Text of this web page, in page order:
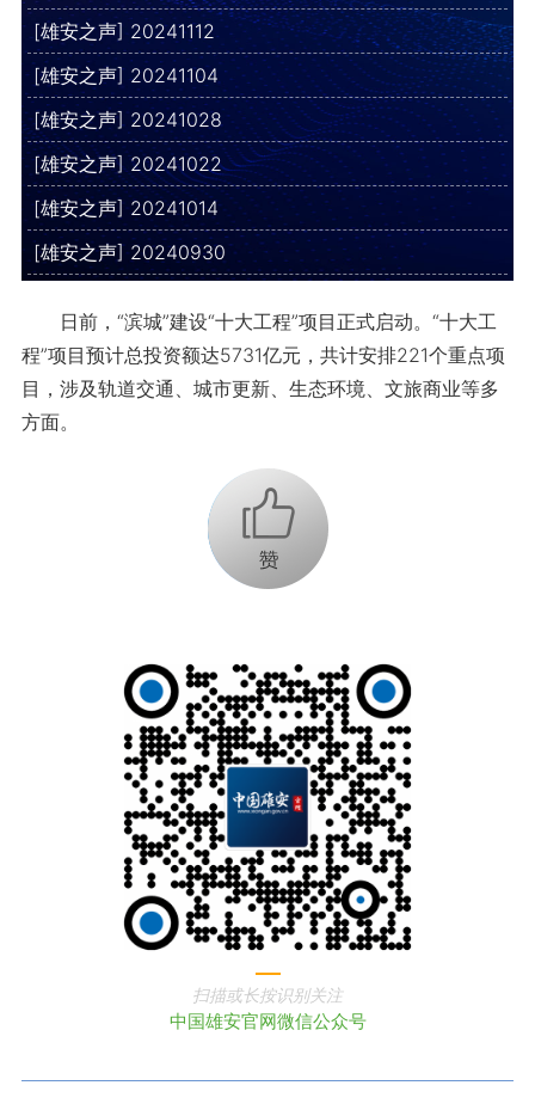
[雄安之声] 20241112
[雄安之声] 20241104
[雄安之声] 20241028
[雄安之声] 20241022
[雄安之声] 20241014
[雄安之声] 20240930
日前，“滨城”建设“十大工程”项目正式启动。“十大工
程”项目预计总投资额达5731亿元，共计安排221个重点项
目，涉及轨道交通、城市更新、生态环境、文旅商业等多
方面。
+1
扫描或长按识别关注
中国雄安官网微信公众号